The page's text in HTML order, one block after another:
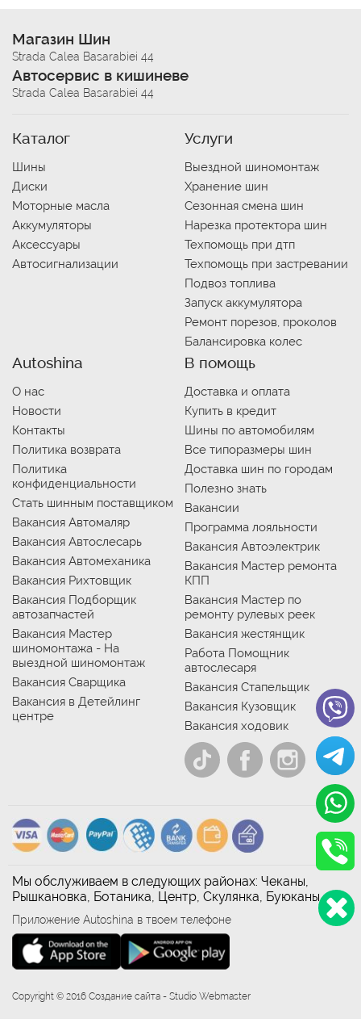
Магазин Шин
Strada Calea Basarabiei 44
Автосервис в кишиневе
Strada Calea Basarabiei 44
Каталог
Шины
Диски
Моторные масла
Аккумуляторы
Аксессуары
Автосигнализации
Услуги
Выездной шиномонтаж
Хранение шин
Сезонная смена шин
Нарезка протектора шин
Техпомощь при дтп
Техпомощь при застревании
Подвоз топлива
Запуск аккумулятора
Ремонт порезов, проколов
Балансировка колес
Autoshina
О нас
Новости
Контакты
Политика возврата
Политика
конфиденциальности
Стать шинным поставщиком
Вакансия Автомаляр
Вакансия Автослесарь
Вакансия Автомеханика
Вакансия Рихтовщик
Вакансия Подборщик
автозапчастей
Вакансия Мастер
шиномонтажа - На
выездной шиномонтаж
Вакансия Сварщика
Вакансия в Детейлинг
центре
В помощь
Доставка и оплата
Купить в кредит
Шины по автомобилям
Все типоразмеры шин
Доставка шин по городам
Полезно знать
Вакансии
Программа лояльности
Вакансия Автоэлектрик
Вакансия Мастер ремонта
КПП
Вакансия Мастер по
ремонту рулевых реек
Вакансия жестянщик
Работа Помощник
автослесаря
Вакансия Стапельщик
Вакансия Кузовщик
Вакансия ходовик
Мы обслуживаем в следующих районах: Чеканы,
Рышкановка, Ботаника, Центр, Скулянка, Буюканы
Приложение Autoshina в твоем телефоне
Copyright © 2016 Создание сайта - Studio Webmaster